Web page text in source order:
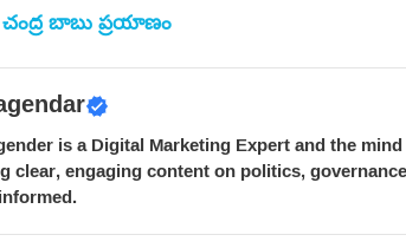
బాబు ప్రయాణం
is a Digital Marketing Expert and the
clear, engaging content on politics,